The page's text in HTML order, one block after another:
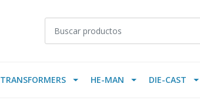
TRANSFORMERS HE-MAN DIE-CAST